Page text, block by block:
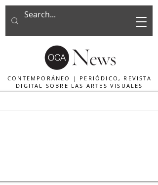
CONTEMPORÁNEO | PERIÓDICO, REVISTA
DIGITAL SOBRE LAS ARTES VISUALES